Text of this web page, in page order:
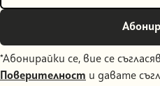
*Абонирайки се, вие се
Поверителност и давате